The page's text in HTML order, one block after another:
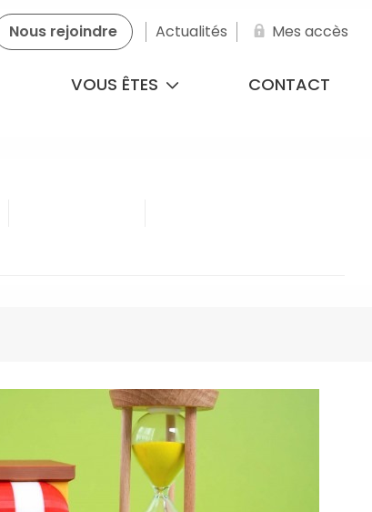
Nous rejoindre Actualités Mes accès
VOUS ÊTES CONTACT